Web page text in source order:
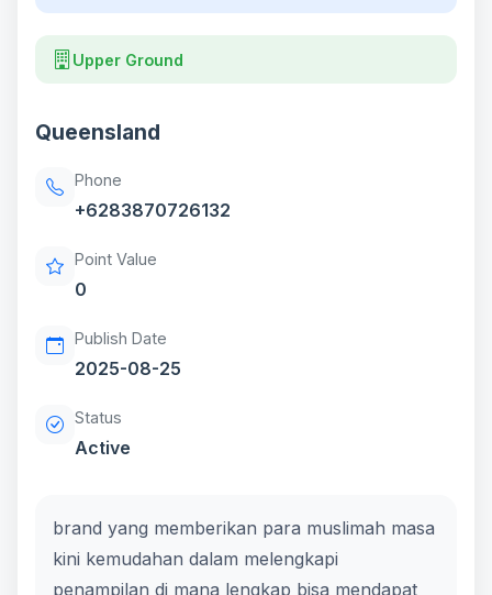
Upper Ground
Queensland
Phone
+6283870726132
Point Value
0
Publish Date
2025-08-25
Status
Active
brand yang memberikan para muslimah masa
kini kemudahan dalam melengkapi
penampilan di mana lengkap bisa mendapat